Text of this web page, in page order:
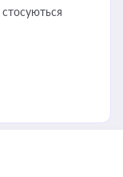
стосуються